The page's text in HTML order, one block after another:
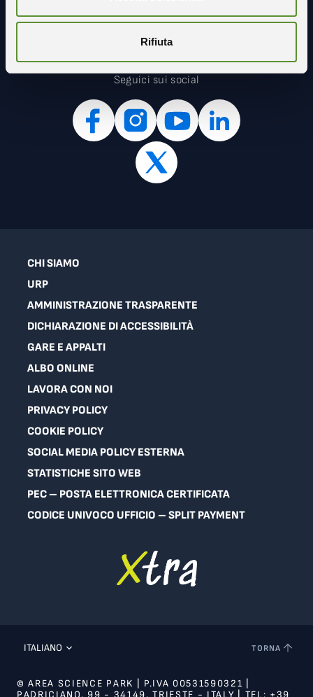
Rifiuta
Seguici sui social
CHI SIAMO
URP
AMMINISTRAZIONE TRASPARENTE
DICHIARAZIONE DI ACCESSIBILITÀ
GARE E APPALTI
ALBO ONLINE
LAVORA CON NOI
PRIVACY POLICY
COOKIE POLICY
SOCIAL MEDIA POLICY ESTERNA
STATISTICHE SITO WEB
PEC – POSTA ELETTRONICA CERTIFICATA
CODICE UNIVOCO UFFICIO – SPLIT PAYMENT
ITALIANO TORNA
© AREA SCIENCE PARK | P.IVA 00531590321 |